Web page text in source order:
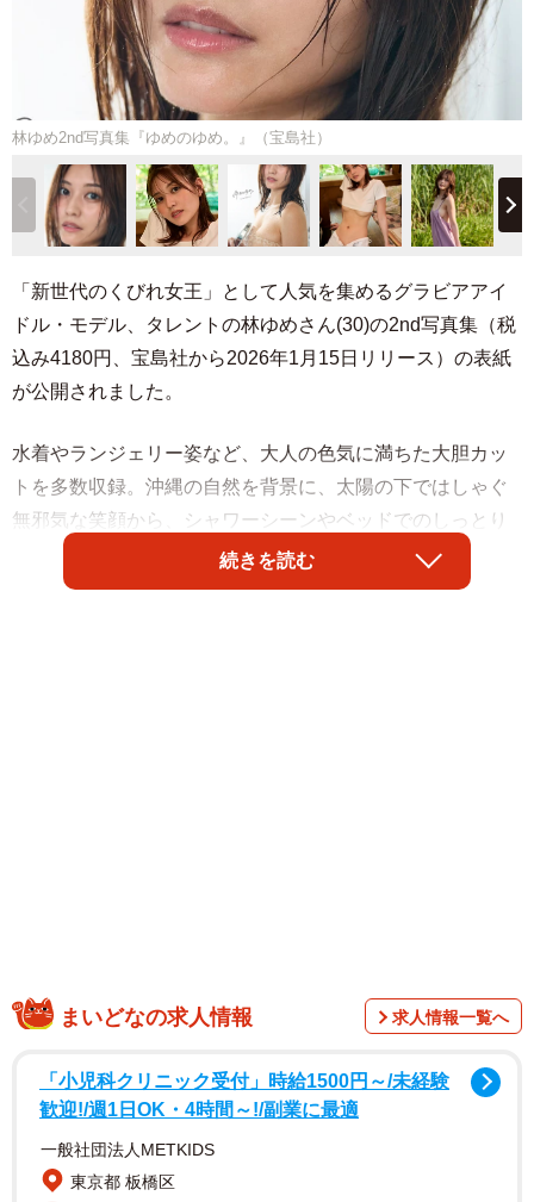
林ゆめ2nd写真集『ゆめのゆめ。』（宝島社）
「新世代のくびれ女王」として人気を集めるグラビアアイ
ドル・モデル、タレントの林ゆめさん(30)の2nd写真集（税
込み4180円、宝島社から2026年1月15日リリース）の表紙
が公開されました。
水着やランジェリー姿など、大人の色気に満ちた大胆カッ
トを多数収録。沖縄の自然を背景に、太陽の下ではしゃぐ
無邪気な笑顔から、シャワーシーンやベッドでのしっとり
とした表情の悩殺カットまで、思わずドキッとすること間
違いなし。林さんの魅力をぎゅっと詰め込んだ必見の一冊
続きを読む
まいどなの求人情報 求人情報一覧へ
「小児科クリニック受付」時給1500円～/未経験
歓迎!/週1日OK・4時間～!/副業に最適
一般社団法人METKIDS
東京都 板橋区